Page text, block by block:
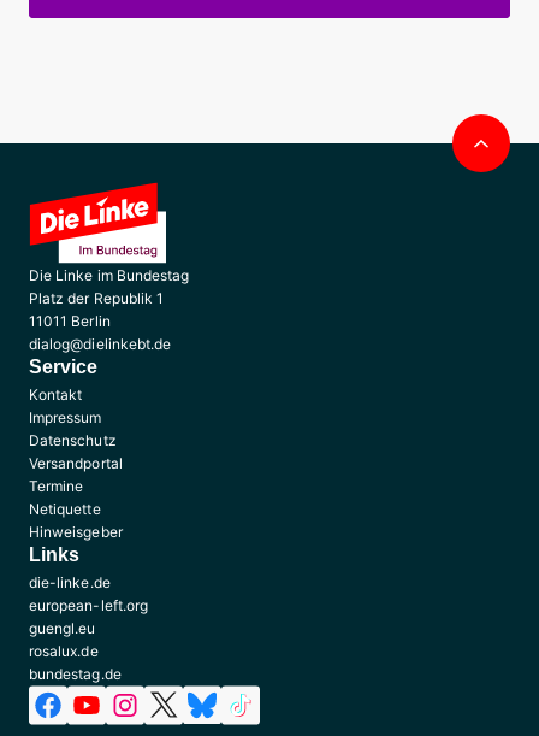
Die Linke im Bundestag
Platz der Republik 1
11011 Berlin
dialog@dielinkebt.de
Service
Kontakt
Impressum
Datenschutz
Versandportal
Termine
Netiquette
Hinweisgeber
Links
die-linke.de
european-left.org
guengl.eu
rosalux.de
bundestag.de